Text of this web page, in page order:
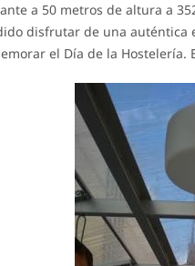
a 50 metros de altura a
disfrutar de una auténtica
el Día de la